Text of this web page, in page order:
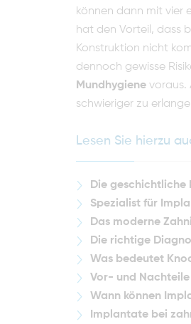
können dann mit vier
hat den Vorteil, dass
Konstruktion nicht
dennoch gewisse
Mundhygiene vor­aus.
schwieriger zu
Lesen Sie hierzu
Die
Spezialist für
Das moderne
Die richtige
Was bedeutet
Vor- und
Wann können
Implantate bei